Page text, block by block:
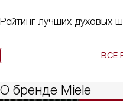
Рейтинг лучших духовых
ВСЕ
О бренде Miele